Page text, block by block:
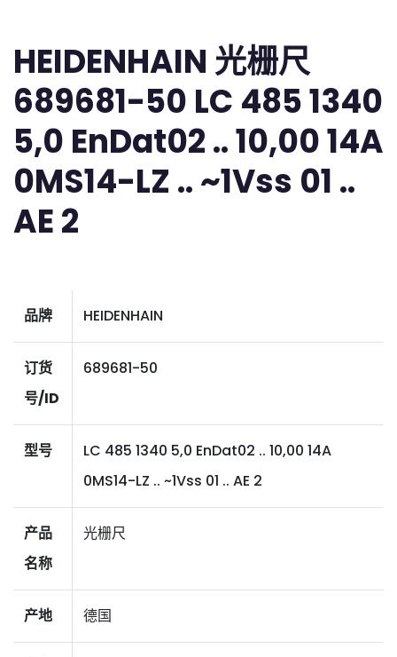
HEIDENHAIN 光栅尺
689681-50 LC 485 1340
5,0 EnDat02 .. 10,00 14A
0MS14-LZ .. ~1Vss 01 ..
AE 2
品牌 HEIDENHAIN
订货
号/ID
689681-50
型号
LC 485 1340 5,0 EnDat02 .. 10,00 14A
0MS14-LZ .. ~1Vss 01 .. AE 2
产品
名称
光栅尺
产地 德国